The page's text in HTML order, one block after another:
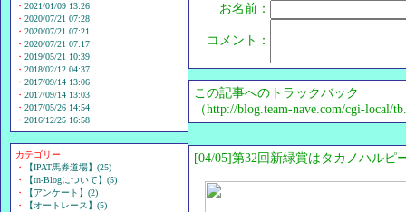
・ 2021/01/09 13:26
・ 2020/07/21 07:28
・ 2020/07/21 07:21
・ 2020/07/21 07:17
・ 2019/05/21 10:39
・ 2018/02/12 04:37
・ 2017/09/14 13:06
・ 2017/09/14 13:03
・ 2017/05/26 14:54
・ 2016/12/25 16:58
カテゴリー
・
【IPAT馬券道場】(25)
・
【tn-Blogについて】(5)
・
【アンケート】(2)
・
【オートレース】(5)
お名前：
コメント：
この記事へのトラックバック
（http://blog.team-nave.com/cgi-local/
[04/05]第32回新緑賞はタカノハルピ